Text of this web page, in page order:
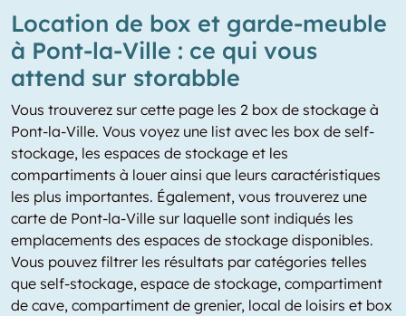
Location de box et garde-meuble
à Pont-la-Ville : ce qui vous
attend sur storabble
Vous trouverez sur cette page les 2 box de stockage à
Pont-la-Ville. Vous voyez une list avec les box de self-
stockage, les espaces de stockage et les
compartiments à louer ainsi que leurs caractéristiques
les plus importantes. Également, vous trouverez une
carte de Pont-la-Ville sur laquelle sont indiqués les
emplacements des espaces de stockage disponibles.
Vous pouvez filtrer les résultats par catégories telles
que self-stockage, espace de stockage, compartiment
de cave, compartiment de grenier, local de loisirs et box